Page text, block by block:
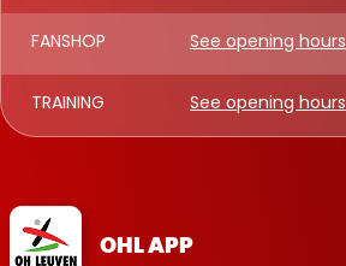
FANSHOP See opening hours
TRAINING See opening hours
OHL APP